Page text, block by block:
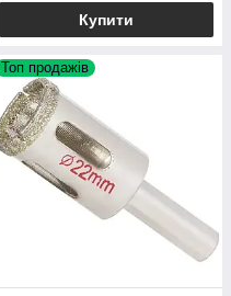
Купити
Топ продажів